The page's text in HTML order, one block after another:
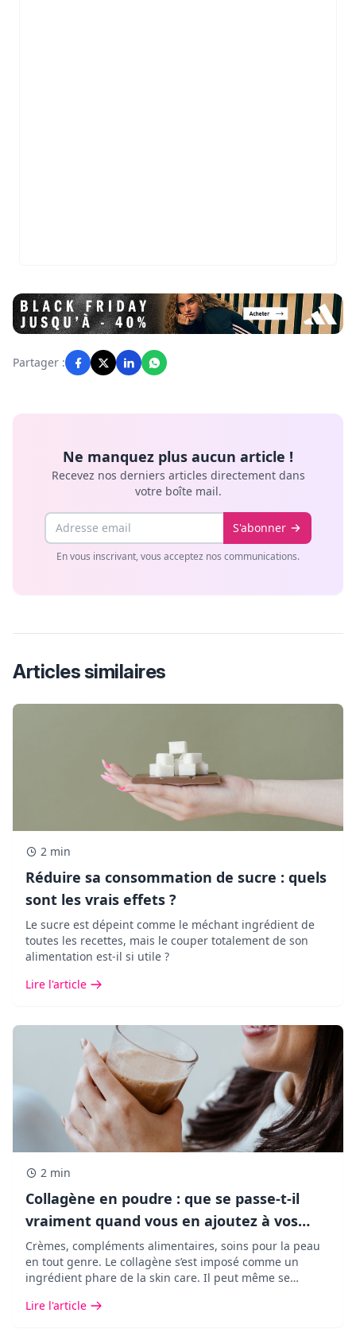
Partager :
Ne manquez plus aucun article !
Recevez nos derniers articles directement dans
votre boîte mail.
Email S'abonner
En vous inscrivant, vous acceptez nos communications.
Articles similaires
2 min
Réduire sa consommation de sucre : quels
sont les vrais effets ?
Le sucre est dépeint comme le méchant ingrédient de
toutes les recettes, mais le couper totalement de son
alimentation est-il si utile ?
Lire l'article
2 min
Collagène en poudre : que se passe-t-il
vraiment quand vous en ajoutez à vos
boissons ?
Crèmes, compléments alimentaires, soins pour la peau
en tout genre. Le collagène s’est imposé comme un
ingrédient phare de la skin care. Il peut même se
Lire l'article